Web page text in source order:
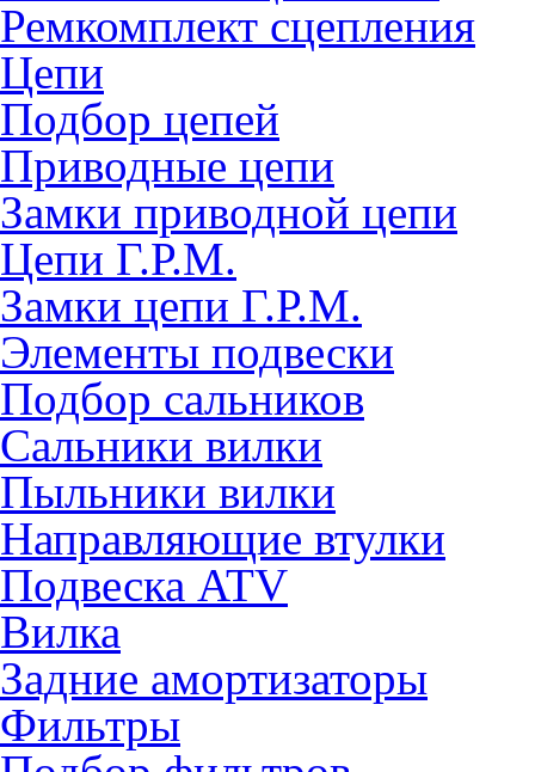
Ремкомплект сцепления
Цепи
Подбор цепей
Приводные цепи
Замки приводной цепи
Цепи Г.Р.М.
Замки цепи Г.Р.М.
Элементы подвески
Подбор сальников
Сальники вилки
Пыльники вилки
Направляющие втулки
Подвеска ATV
Вилка
Задние амортизаторы
Фильтры